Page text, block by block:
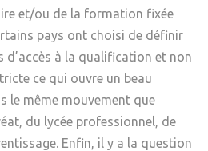
et/ou de la formation fixée
pays ont choisi de définir
d’accès à la qualification et non
ce qui ouvre un beau
le même mouvement que
du lycée professionnel, de
Enfin, il y a la question